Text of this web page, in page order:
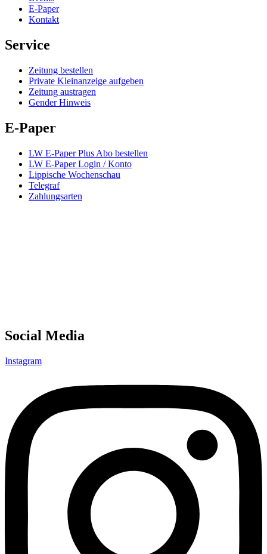
E-Paper
Kontakt
Service
Zeitung bestellen
Private Kleinanzeige aufgeben
Zeitung austragen
Gender Hinweis
E-Paper
LW E-Paper Plus Abo bestellen
LW E-Paper Login / Konto
Lippische Wochenschau
Telegraf
Zahlungsarten
Social Media
Instagram